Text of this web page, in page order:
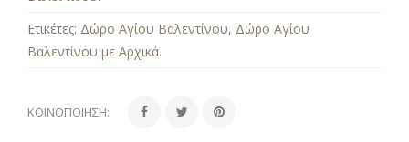
Ετικέτες: Δώρο Αγίου Βαλεντίνου, Δώρο Αγίου
Βαλεντίνου με Αρχικά.
ΚΟΙΝΟΠΟΊΗΣΗ: